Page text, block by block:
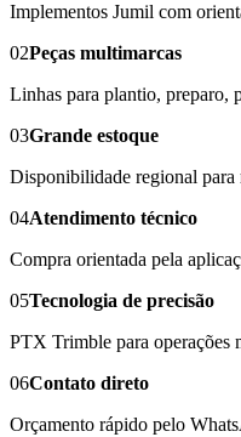
Implementos Jumil com
02Peças multimarcas
Linhas para plantio, preparo,
03Grande estoque
Disponibilidade regional para
04Atendimento técnico
Compra orientada pela
05Tecnologia de precisão
PTX Trimble para operações
06Contato direto
Orçamento rápido pelo